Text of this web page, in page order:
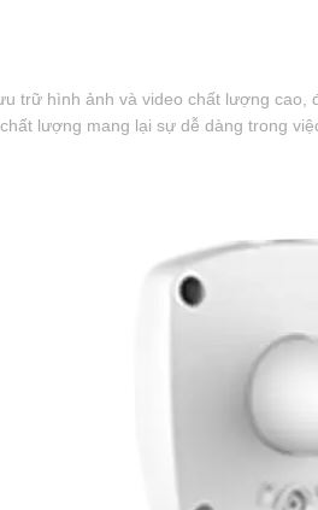
trữ hình ảnh và video chất lượng
lượng mang lại sự dễ dàng trong